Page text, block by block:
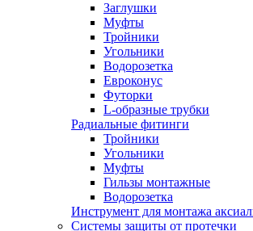
Заглушки
Муфты
Тройники
Угольники
Водорозетка
Евроконус
Футорки
L-образные трубки
Радиальные фитинги
Тройники
Угольники
Муфты
Гильзы монтажные
Водорозетка
Инструмент для монтажа
Системы защиты от протечки